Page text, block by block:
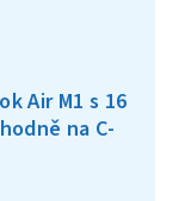
Air M1 s 16
na C-